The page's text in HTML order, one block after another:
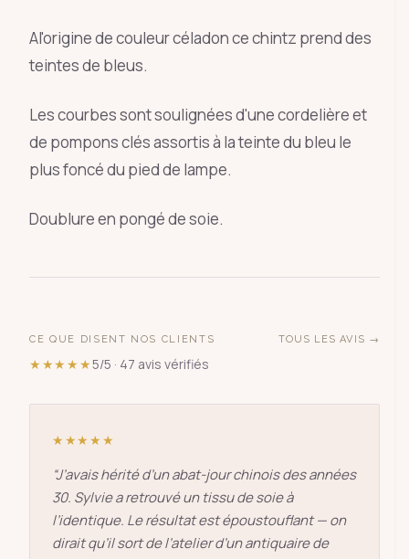
Al'origine de couleur céladon ce chintz prend des
teintes de bleus.
Les courbes sont soulignées d'une cordelière et
de pompons clés assortis à la teinte du bleu le
plus foncé du pied de lampe.
Doublure en pongé de soie.
CE QUE DISENT NOS CLIENTS
★★★★★5/5 · 47 avis vérifiés
TOUS LES AVIS →
★★★★★
“J’avais hérité d’un abat-jour chinois des années
30. Sylvie a retrouvé un tissu de soie à
l’identique. Le résultat est époustouflant — on
dirait qu’il sort de l’atelier d’un antiquaire de